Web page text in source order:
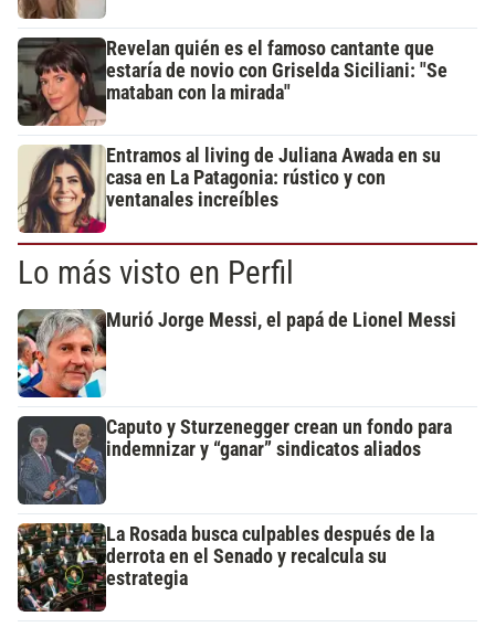
Revelan quién es el famoso cantante que
estaría de novio con Griselda Siciliani: "Se
mataban con la mirada"
Entramos al living de Juliana Awada en su
casa en La Patagonia: rústico y con
ventanales increíbles
Lo más visto en Perfil
Murió Jorge Messi, el papá de Lionel Messi
Caputo y Sturzenegger crean un fondo para
indemnizar y “ganar” sindicatos aliados
La Rosada busca culpables después de la
derrota en el Senado y recalcula su
estrategia